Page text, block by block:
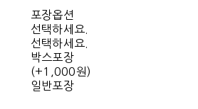
포장옵션
선택하세요.
선택하세요.
박스포장
(+1,000원)
일반포장